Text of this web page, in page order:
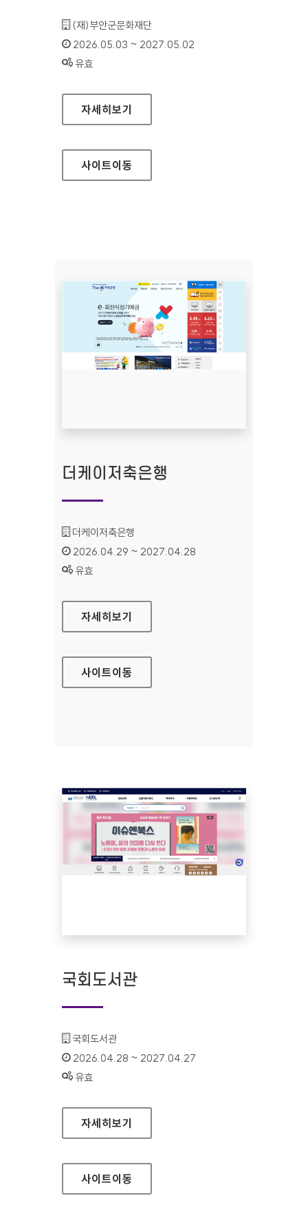
기관명 :
(재)부안군문화재단
인증기간 :
2026.05.03 ~ 2027.05.02
상태 :
유효
부안군문화재단
자세히보기
사이트이동
더케이저축은행
기관명 :
더케이저축은행
인증기간 :
2026.04.29 ~ 2027.04.28
상태 :
유효
더케이저축은행
자세히보기
사이트이동
국회도서관
기관명 :
국회도서관
인증기간 :
2026.04.28 ~ 2027.04.27
상태 :
유효
국회도서관
자세히보기
사이트이동